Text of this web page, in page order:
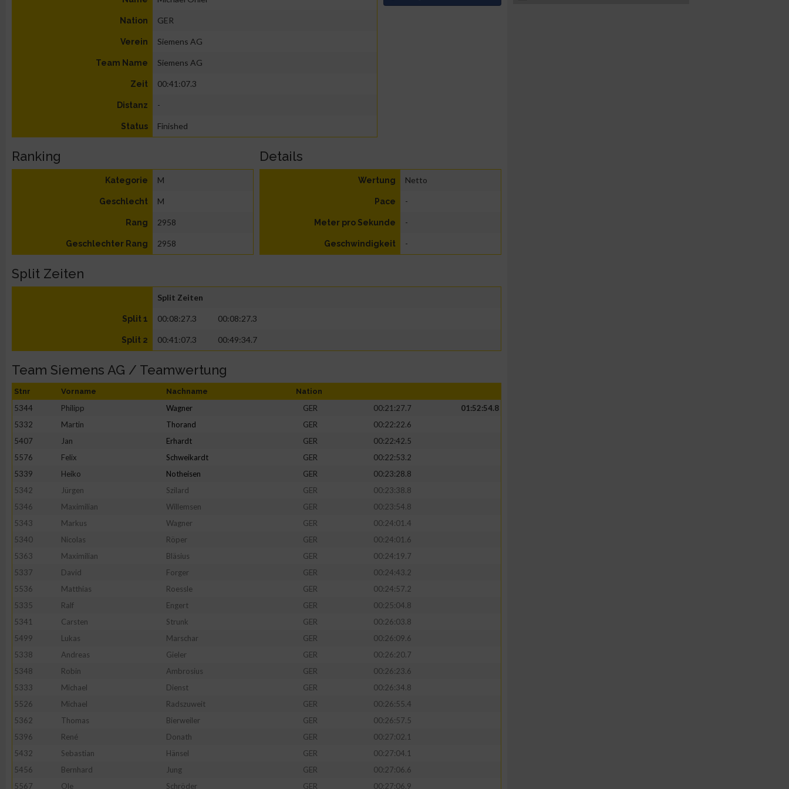
Nation GER
Verein Siemens AG
Team Name Siemens AG
Zeit 00:41:07.3
Distanz -
Status Finished
Ranking
Kategorie M
Geschlecht M
Rang 2958
Geschlechter Rang 2958
Details
Wertung Netto
Pace -
Meter pro Sekunde -
Geschwindigkeit -
Split Zeiten
Split Zeiten
Split 1 00:08:27.3 00:08:27.3
Split 2 00:41:07.3 00:49:34.7
Team Siemens AG / Teamwertung
Stnr Vorname Nachname Nation
5344 Philipp Wagner GER 00:21:27.7
01:52:54.8
5332
Martin Thorand GER
00:22:22.6
5407
Jan Erhardt GER
00:22:42.5
5576
Felix Schweikardt GER
00:22:53.2
5339
Heiko Notheisen GER
00:23:28.8
5342
Jürgen Szilard GER
00:23:38.8
5346
Maximilian Willemsen GER
00:23:54.8
5343
Markus Wagner GER
00:24:01.4
5340
Nicolas Röper GER
00:24:01.6
5363
Maximilian Bläsius GER
00:24:19.7
5337
David Forger GER
00:24:43.2
5536
Matthias Roessle GER
00:24:57.2
5335
Ralf Engert GER
00:25:04.8
5341
Carsten Strunk GER
00:26:03.8
5499
Lukas Marschar GER
00:26:09.6
5338
Andreas Gieler GER
00:26:20.7
5348
Robin Ambrosius GER
00:26:23.6
5333
Michael Dienst GER
00:26:34.8
5526
Michael Radszuweit GER
00:26:55.4
5362
Thomas Bierweiler GER
00:26:57.5
5396
René Donath GER
00:27:02.1
5432
Sebastian Hänsel GER
00:27:04.1
5456
Bernhard Jung GER
00:27:06.6
5567
Ole Schröder GER
00:27:06.9